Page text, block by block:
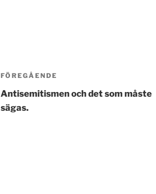
Inläggsnavigering
Föregående
inlägg
FÖREGÅENDE
Antisemitismen och det som måste
sägas.